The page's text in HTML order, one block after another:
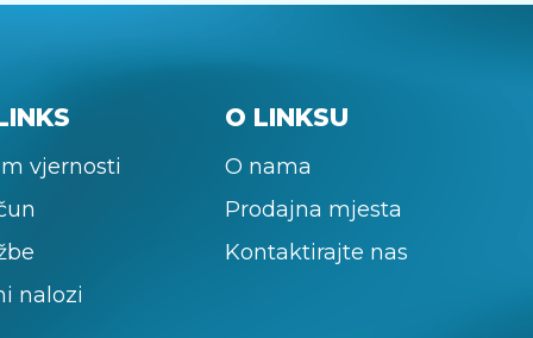
vjernosti
nalozi
O LINKSU
O nama
Prodajna mjesta
Kontaktirajte nas